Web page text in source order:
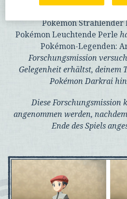
Pokémon Strahlender
Pokémon Leuchtende Perle
Pokémon-Legenden:
Forschungsmission
Gelegenheit erhältst, deinem
Pokémon Darkrai
Diese Forschungsmission
angenommen werden,
Ende des Spiels